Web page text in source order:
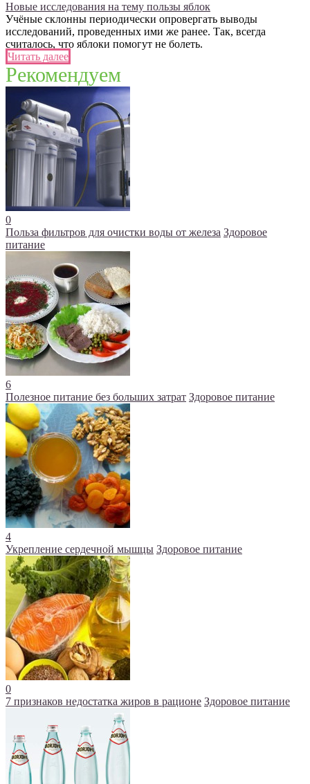
Новые исследования на тему пользы яблок
Учёные склонны периодически опровергать выводы
исследований, проведенных ими же ранее. Так, всегда
считалось, что яблоки помогут не болеть.
Читать далее
Рекомендуем
0
Польза фильтров для очистки воды от железа Здоровое
питание
6
Полезное питание без больших затрат Здоровое питание
4
Укрепление сердечной мышцы Здоровое питание
0
7 признаков недостатка жиров в рационе Здоровое питание